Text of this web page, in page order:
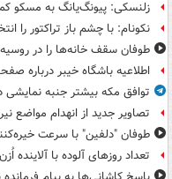
زلنسکی: پیونگ‌یانگ به مسکو
نکونام: با چشم باز تراکتور را
طوفان سقف خانه‌ها را در روسیه
اطلاعیه باشگاه خیبر
توافق مکه بیشتر جنبه نمایشی
تصاویر جدید از انهدام مواضع
طوفان "دلفین" با سرعت
تعداد روزهای آلوده با آلاینده اُزن ۲۷ روز کاهش یافت